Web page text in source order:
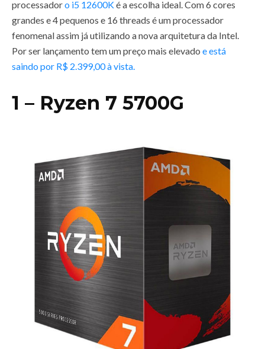
processadoro i5 12600Ké a escolha ideal. Com 6 cores
grandes e 4 pequenos e 16 threads é um processador
fenomenal assim já utilizando a nova arquitetura da Intel.
Por ser lançamento tem um preço mais elevado e está
saindo por R$ 2.399,00 à vista.
1 – Ryzen 7 5700G